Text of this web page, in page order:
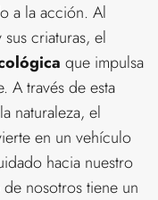
a la acción. Al
criaturas, el
que impulsa
A través de esta
naturaleza, el
en un vehículo
hacia nuestro
nosotros tiene un